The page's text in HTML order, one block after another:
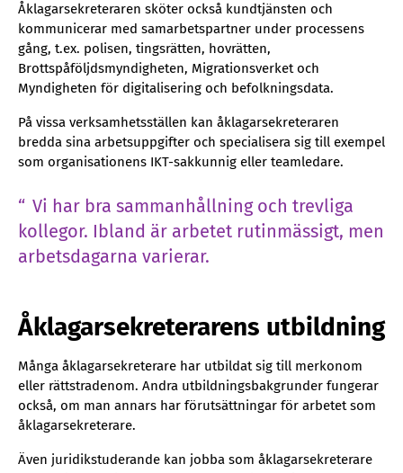
Åklagarsekreteraren sköter också kundtjänsten och
kommunicerar med samarbetspartner under processens
gång, t.ex. polisen, tingsrätten, hovrätten,
Brottspåföljdsmyndigheten, Migrationsverket och
Myndigheten för digitalisering och befolkningsdata.
På vissa verksamhetsställen kan åklagarsekreteraren
bredda sina arbetsuppgifter och specialisera sig till exempel
som organisationens IKT-sakkunnig eller teamledare.
Vi har bra sammanhållning och trevliga
kollegor. Ibland är arbetet rutinmässigt, men
arbetsdagarna varierar.
Åklagarsekreterarens utbildning
Många åklagarsekreterare har utbildat sig till merkonom
eller rättstradenom. Andra utbildningsbakgrunder fungerar
också, om man annars har förutsättningar för arbetet som
åklagarsekreterare.
Även juridikstuderande kan jobba som åklagarsekreterare